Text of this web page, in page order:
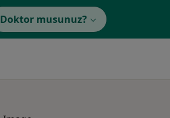
Doktor musunuz?